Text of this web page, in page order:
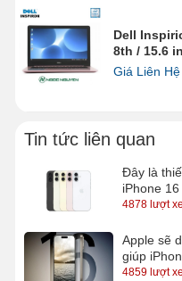
Dell
8th / 15.6
Giá Liên Hệ
Tin tức liên quan
Đây là
iPhone 16
4878 lượt
Apple sẽ
giúp
nóng?
4859 lượt